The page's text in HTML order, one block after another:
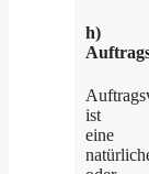
h)
ist
eine